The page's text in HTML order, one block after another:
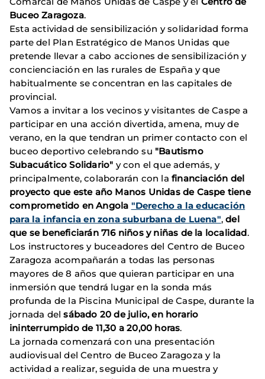
Buceo Zaragoza.
Esta actividad de sensibilización y solidaridad forma
parte del Plan Estratégico de Manos Unidas que
pretende llevar a cabo acciones de sensibilización y
concienciación en las rurales de España y que
habitualmente se concentran en las capitales de
provincial.
Vamos a invitar a los vecinos y visitantes de Caspe a
participar en una acción divertida, amena, muy de
verano, en la que tendran un primer contacto con el
buceo deportivo celebrando su "Bautismo
Subacuático Solidario" y con el que además, y
principalmente, colaborarán con la financiación del
proyecto que este año Manos Unidas de Caspe tiene
comprometido en Angola "Derecho a la educación
para la infancia en zona suburbana de Luena",del
que se beneficiarán 716 niños y niñas de la localidad.
Los instructores y buceadores del Centro de Buceo
Zaragoza acompañarán a todas las personas
mayores de 8 años que quieran participar en una
inmersión que tendrá lugar en la sonda más
profunda de la Piscina Municipal de Caspe, durante la
jornada delsábado 20 de julio, en horario
ininterrumpido de 11,30 a 20,00 horas.
La jornada comenzará con una presentación
audiovisual del Centro de Buceo Zaragoza y la
actividad a realizar, seguida de una muestra y